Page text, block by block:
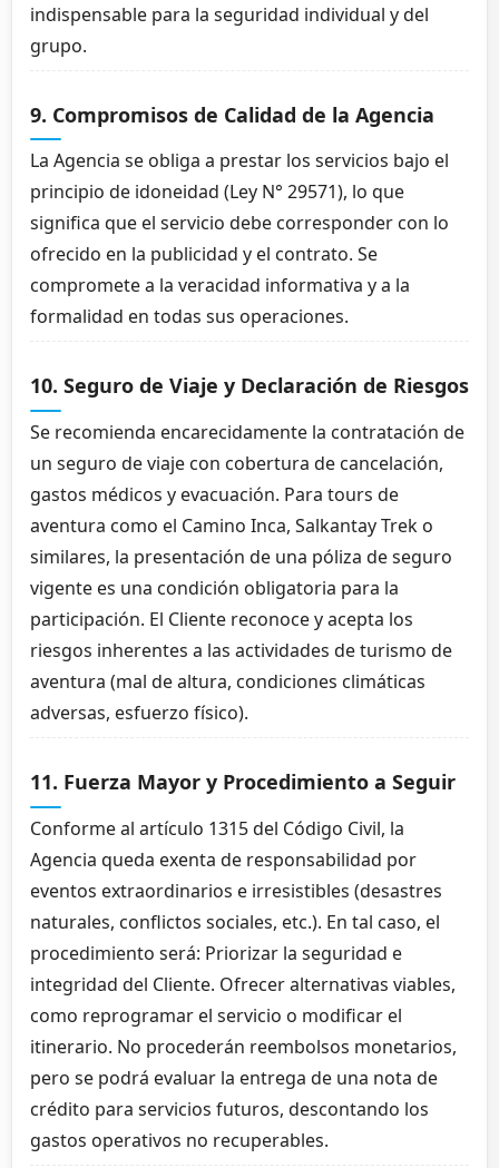
indispensable para la seguridad individual y del
grupo.
9. Compromisos de Calidad de la Agencia
La Agencia se obliga a prestar los servicios bajo el
principio de idoneidad (Ley N° 29571), lo que
significa que el servicio debe corresponder con lo
ofrecido en la publicidad y el contrato. Se
compromete a la veracidad informativa y a la
formalidad en todas sus operaciones.
10. Seguro de Viaje y Declaración de Riesgos
Se recomienda encarecidamente la contratación de
un seguro de viaje con cobertura de cancelación,
gastos médicos y evacuación. Para tours de
aventura como el Camino Inca, Salkantay Trek o
similares, la presentación de una póliza de seguro
vigente es una condición obligatoria para la
participación. El Cliente reconoce y acepta los
riesgos inherentes a las actividades de turismo de
aventura (mal de altura, condiciones climáticas
adversas, esfuerzo físico).
11. Fuerza Mayor y Procedimiento a Seguir
Conforme al artículo 1315 del Código Civil, la
Agencia queda exenta de responsabilidad por
eventos extraordinarios e irresistibles (desastres
naturales, conflictos sociales, etc.). En tal caso, el
procedimiento será: Priorizar la seguridad e
integridad del Cliente. Ofrecer alternativas viables,
como reprogramar el servicio o modificar el
itinerario. No procederán reembolsos monetarios,
pero se podrá evaluar la entrega de una nota de
crédito para servicios futuros, descontando los
gastos operativos no recuperables.